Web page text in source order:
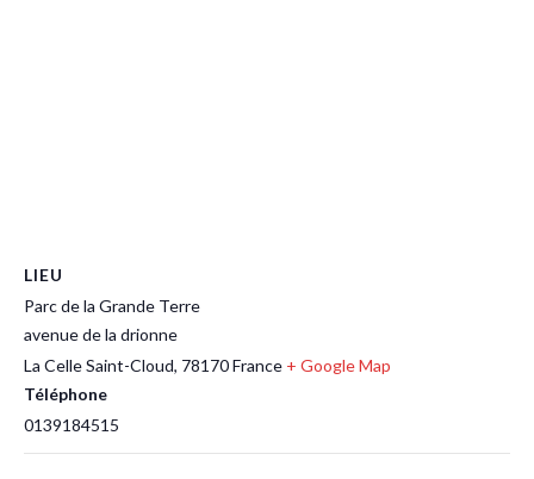
LIEU
Parc de la Grande Terre
avenue de la drionne
La Celle Saint-Cloud, 78170France + Google Map
Téléphone
0139184515